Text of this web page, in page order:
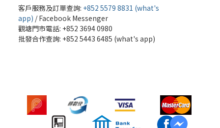
客戶服務及訂單查詢: +852 5579 8831 (what's
app) /Facebook Messenger
觀塘門市電話: +852 3694 0980
批發合作查詢: +852 5443 6485 (what's app)